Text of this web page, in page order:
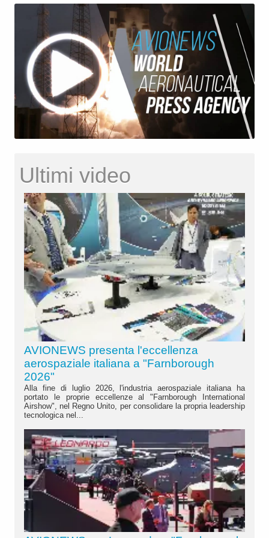
Ultimi video
AVIONEWS presenta l'eccellenza
aerospaziale italiana a "Farnborough
2026"
Alla fine di luglio 2026, l'industria aerospaziale italiana ha
portato le proprie eccellenze al "Farnborough International
Airshow", nel Regno Unito, per consolidare la propria leadership
tecnologica nel...